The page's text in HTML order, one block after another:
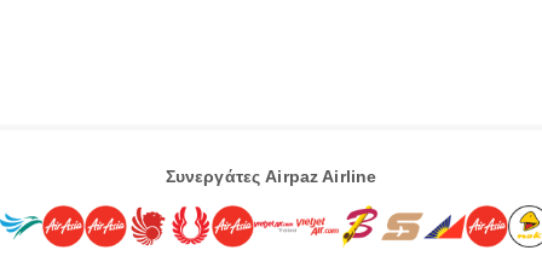
Συνεργάτες Airpaz Airline